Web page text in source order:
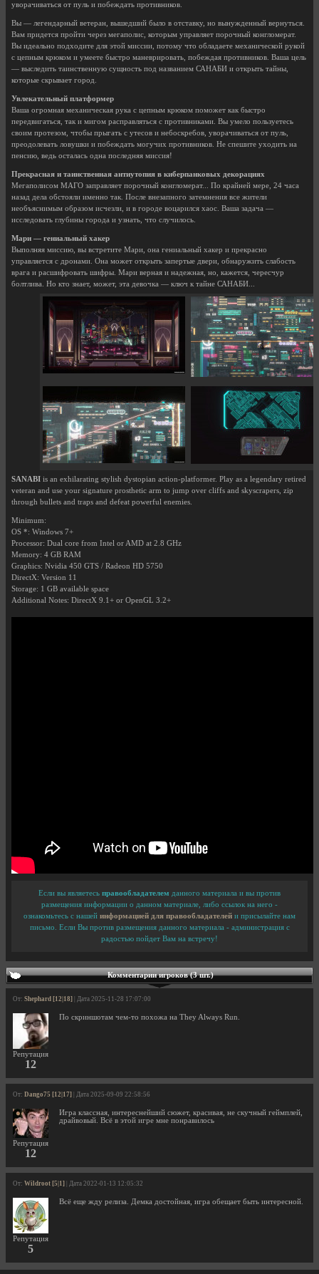
уворачиваться от пуль и побеждать противников.
Вы — легендарный ветеран, вышедший было в отставку, но вынужденный вернуться.
Вам придется пройти через мегаполис, которым управляет порочный конгломерат.
Вы идеально подходите для этой миссии, потому что обладаете механической рукой
с цепным крюком и умеете быстро маневрировать, побеждая противников. Ваша цель
— выследить таинственную сущность под названием САНАБИ и открыть тайны,
которые скрывает город.
Увлекательный платформер
Ваша огромная механическая рука с цепным крюком поможет как быстро
передвигаться, так и мигом расправляться с противниками. Вы умело пользуетесь
своим протезом, чтобы прыгать с утесов и небоскребов, уворачиваться от пуль,
преодолевать ловушки и побеждать могучих противников. Не спешите уходить на
пенсию, ведь осталась одна последняя миссия!
Прекрасная и таинственная антиутопия в киберпанковых декорациях
Мегаполисом МАГО заправляет порочный конгломерат... По крайней мере, 24 часа
назад дела обстояли именно так. После внезапного затемнения все жители
необъяснимым образом исчезли, и в городе воцарился хаос. Ваша задача —
исследовать глубины города и узнать, что случилось.
Мари — гениальный хакер
Выполняя миссию, вы встретите Мари, она гениальный хакер и прекрасно
управляется с дронами. Она может открыть запертые двери, обнаружить слабость
врага и расшифровать шифры. Мари верная и надежная, но, кажется, чересчур
болтлива. Но кто знает, может, эта девочка — ключ к тайне САНАБИ...
SANABI is an exhilarating stylish dystopian action-platformer. Play as a legendary retired
veteran and use your signature prosthetic arm to jump over cliffs and skyscrapers, zip
through bullets and traps and defeat powerful enemies.
Minimum:
OS *: Windows 7+
Processor: Dual core from Intel or AMD at 2.8 GHz
Memory: 4 GB RAM
Graphics: Nvidia 450 GTS / Radeon HD 5750
DirectX: Version 11
Storage: 1 GB available space
Additional Notes: DirectX 9.1+ or OpenGL 3.2+
Если вы являетесь правообладателем данного материала и вы против
размещения информации о данном материале, либо ссылок на него -
ознакомьтесь с нашей информацией для правообладателей и присылайте нам
письмо. Если Вы против размещения данного материала - администрация с
радостью пойдет Вам на встречу!
Комментарии игроков (3 шт.)
От: Shephard [12|18] | Дата 2025-11-28 17:07:00
Репутация
12
По скриншотам чем-то похожа на They Always Run.
От: Dango75 [12|17] | Дата 2025-09-09 22:58:56
Репутация
12
Игра классная, интереснейший сюжет, красивая, не скучный геймплей,
драйвовый. Всё в этой игре мне понравилось
От: Wildroot [5|1] | Дата 2022-01-13 12:05:32
Репутация
5
Всё еще жду релиза. Демка достойная, игра обещает быть интересной.